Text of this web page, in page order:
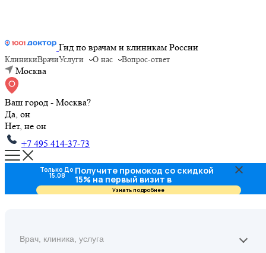
Гид по врачам и клиникам России
КлиникиВрачиУслуги О нас Вопрос-ответ
Москва
Ваш город - Москва?
Да, он
Нет, не он
+7 495 414-37-73
Только До
15.08 Получите промокод со скидкой
15% на первый визит в
стоматологию
Узнать подробнее